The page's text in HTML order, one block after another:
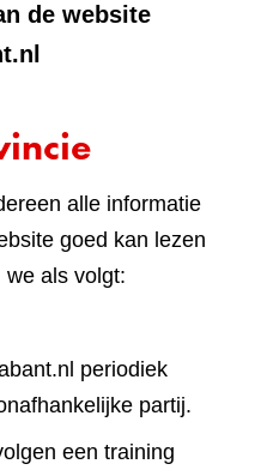
de website
alle informatie
goed kan lezen
als volgt:
periodiek
partij.
een training